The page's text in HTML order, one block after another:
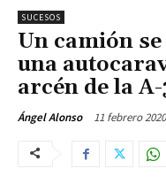
SUCESOS
Un camión
una
arcén de la A-
Ángel Alonso 11 febrero 2020